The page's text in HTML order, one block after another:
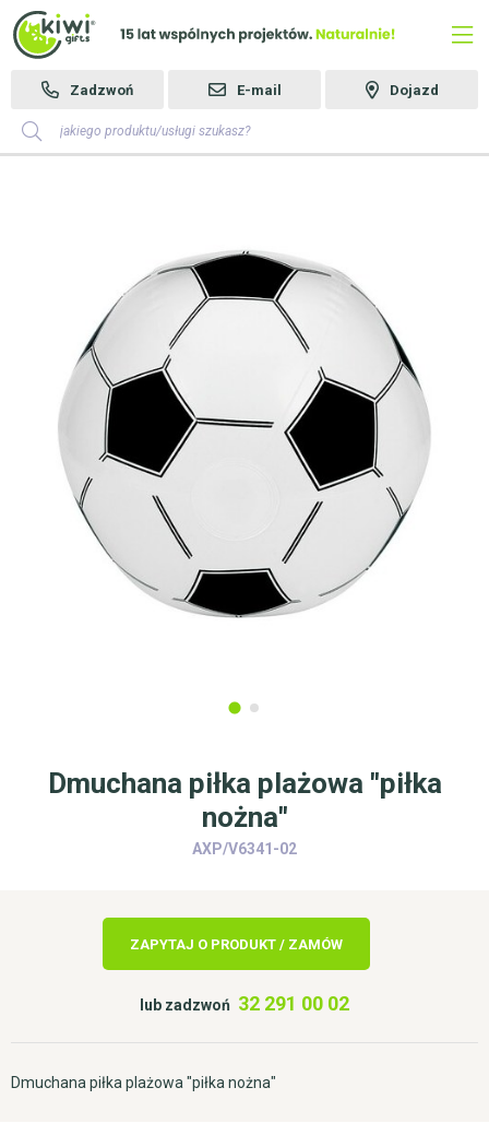
Zadzwoń E-mail Dojazd
Dmuchana piłka plażowa "piłka
nożna"
AXP/V6341-02
ZAPYTAJ O PRODUKT / ZAMÓW
lub zadzwoń 32 291 00 02
Dmuchana piłka plażowa "piłka nożna"